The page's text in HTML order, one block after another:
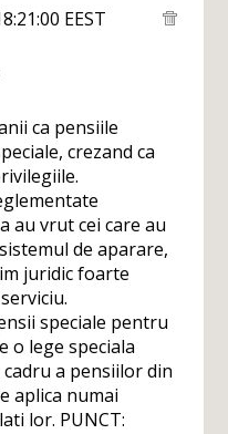
EEST
ca pensiile
crezand ca
au vrut cei care au
de aparare,
juridic foarte
speciale pentru
o lege speciala
a pensiilor din
aplica numai
lor. PUNCT: